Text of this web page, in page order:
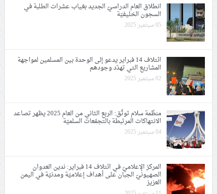
انطلاق العام الدراسيّ الجديد بغياب عشرات الطلبة في
السجون الخليفيّة
05 سبتمبر 2025
ائتلاف 14 فبراير يدعو إلى الوحدة بين المسلمين لمواجهة
المشاريع التي تهدّد وجودهم
02 سبتمبر 2025
منظّمة سلام توثّق: اﻟﺮﺑﻊ اﻟﺜﺎﻧﻲ ﻣﻦ العام 2025 يظهر تصاعد
الانتهاكات المرتبطة بالتجمّعات السلميّة
04 سبتمبر 2025
المركز الإعلاميّ في ائتلاف 14 فبراير: ندين العدوان
الصهيونيّ الجبان على أهداف إعلاميّة ومدنيّة في اليمن
العزيز